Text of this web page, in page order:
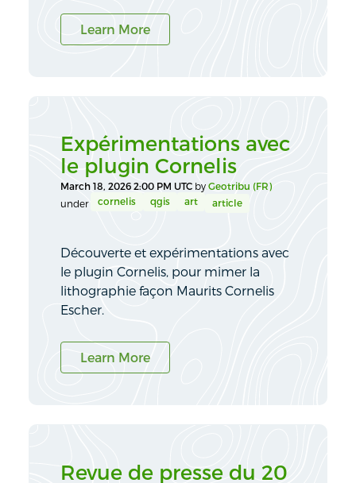
Learn More
Expérimentations avec
le plugin Cornelis
March 18, 2026 2:00 PM UTC by Geotribu (FR)
under
cornelis qgis art article
Découverte et expérimentations avec
le plugin Cornelis, pour mimer la
lithographie façon Maurits Cornelis
Escher.
Learn More
Revue de presse du 20